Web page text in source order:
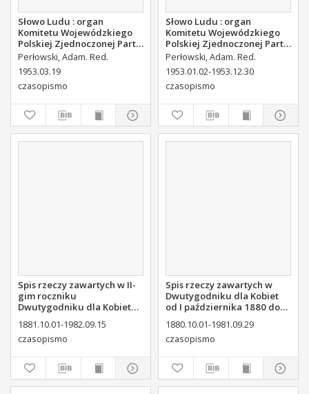
Słowo Ludu : organ
Komitetu Wojewódzkiego
Polskiej Zjednoczonej Partii
Robotniczej, 1953, R.5, nr 67
Perłowski, Adam. Red.
1953.03.19
czasopismo
Słowo Ludu : organ
Komitetu Wojewódzkiego
Polskiej Zjednoczonej Partii
Robotniczej, 1953, R.5, nr
158
Perłowski, Adam. Red.
1953.01.02-1953.12.30
czasopismo
Spis rzeczy zawartych w II-
gim roczniku
Dwutygodniku dla Kobiet
15. września 1882
1881.10.01-1982.09.15
czasopismo
Spis rzeczy zawartych w
Dwutygodniku dla Kobiet
od I października 1880 do
1880.10.01-1981.09.29
czasopismo